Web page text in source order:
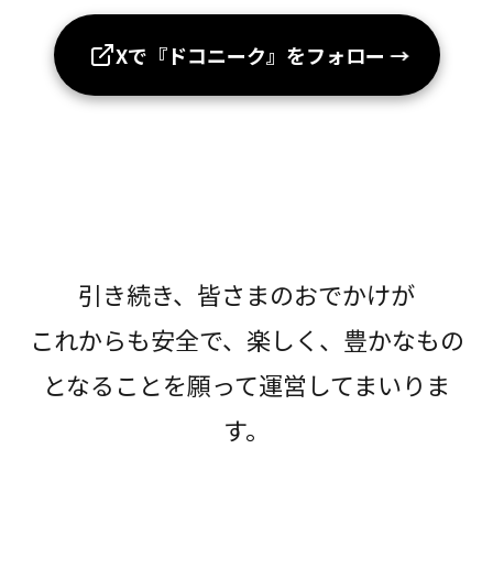
Xで『ドコニーク』をフォロー →
引き続き、皆さまのおでかけが
これからも安全で、楽しく、豊かなもの
となることを願って運営してまいりま
す。